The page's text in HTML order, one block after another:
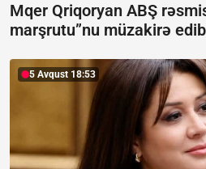
Mqer Qriqoryan ABŞ
marşrutu”nu müzakirə edib
5 Avqust 18:53